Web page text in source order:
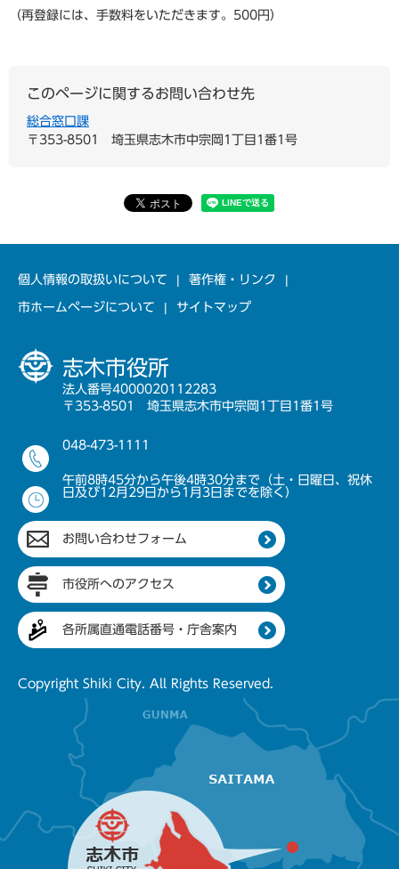
（再登録には、手数料をいただきます。500円）
このページに関するお問い合わせ先
総合窓口課
〒353-8501
埼玉県志木市中宗岡1丁目1番1号
個人情報の取扱いについて 著作権・リンク
市ホームページについて サイトマップ
志木市役所
法人番号4000020112283
〒353-8501 埼玉県志木市中宗岡1丁目1番1号
048-473-1111
午前8時45分から午後4時30分まで（土・日曜日、祝休
日及び12月29日から1月3日までを除く）
お問い合わせフォーム
市役所へのアクセス
各所属直通電話番号・庁舎案内
Copyright Shiki City. All Rights Reserved.